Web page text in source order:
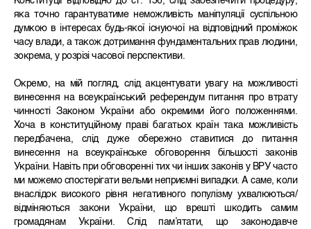
яка точно гарантуватиме неможливість маніпуляції суспільною
думкою в інтересах будь-якої існуючої на відповідний проміжок
часу влади, а також дотримання фундаментальних прав людини,
зокрема, у розрізі часової перспективи.
Окремо, на мій погляд, слід акцентувати увагу на можливості
винесення на всеукраїнський референдум питання про втрату
чинності Законом України або окремими його положеннями.
Хоча в конституційному праві багатьох країн така можливість
передбачена, слід дуже обережно ставитися до питання
винесення на всеукраїнське обговорення більшості законів
України. Навіть при обговоренні тих чи інших законів у ВРУ часто
ми можемо спостерігати вельми неприємні випадки. А саме, коли
внаслідок високого рівня негативного популізму ухвалюються/
відміняються закони України, що врешті шкодить самим
громадянам України. Слід пам’ятати, що законодавче